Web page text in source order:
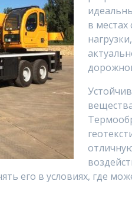
в
его в условиях, где